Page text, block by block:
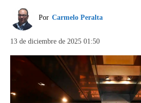
Por Carmelo Peralta
13 de diciembre de 2025 01:50